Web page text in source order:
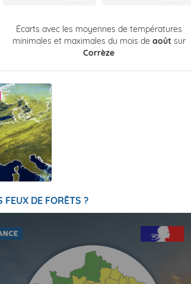
Écarts avec les moyennes de températures
minimales et maximales du mois de août sur
Corrèze
FEUX DE FORÊTS ?